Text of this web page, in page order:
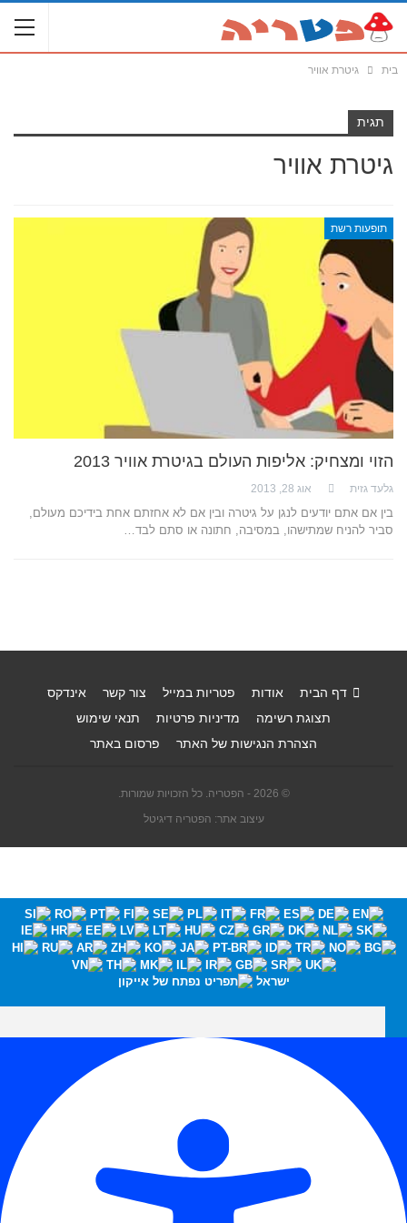
בית גיטרת אוויר
תגית
גיטרת אוויר
תופעות רשת
הזוי ומצחיק: אליפות העולם בגיטרת אוויר 2013
גלעד גזית אוג 28, 2013
בין אם אתם יודעים לנגן על גיטרה ובין אם לא אחזתם אחת בידיכם מעולם,
סביר להניח שמתישהו, במסיבה, חתונה או סתם לבד…
דף הבית אודות פטריות במייל צור קשר
אינדקס
תצוגת רשימה
מדיניות פרטיות
תנאי שימוש
הצהרת הנגישות של האתר
פרסום באתר
© 2026 - הפטריה. כל הזכויות שמורות.
עיצוב אתר: הפטריה דיגיטל
ישראל